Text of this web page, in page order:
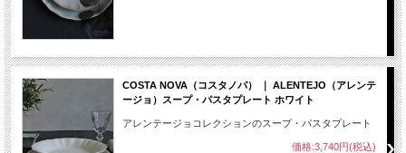
COSTA NOVA（コスタノバ） ｜ ALENTEJO（アレンテ
ージョ）スープ・パスタプレート ホワイト
アレンテージョコレクションのスープ・パスタプレート
価格:3,740円(税込)